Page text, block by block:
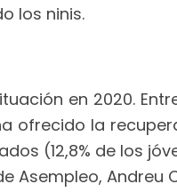
los ninis.
en 2020.
ofrecido la
(12,8% de los
Asempleo, Andreu